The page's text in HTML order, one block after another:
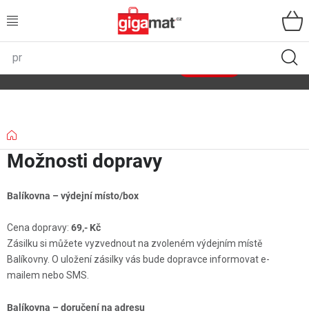
na
VŠECHNY KATEGORIE
ZAHRADA
DÍLNA
ÚLOŽNÉ BOXY
SPORT, OUTDOOR
GIGA CENY
ZNAČKY
Domů
Možnosti dopravy
Balíkovna – výdejní místo/box
Cena dopravy: 69,- Kč
Zásilku si můžete vyzvednout na zvoleném výdejním místě
Balíkovny. O uložení zásilky vás bude dopravce informovat e-
mailem nebo SMS.
Balíkovna – doručení na adresu